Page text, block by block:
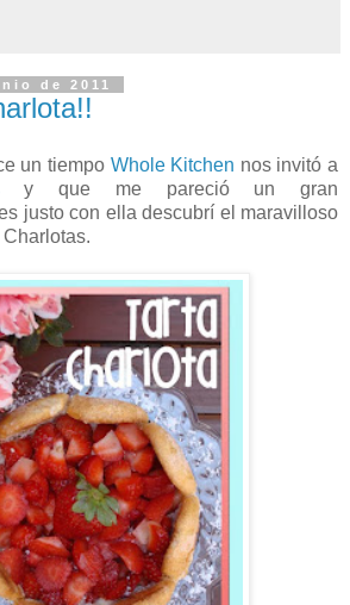
de 2011
un tiempo Whole Kitchen nos invitó a
y que me pareció un gran
justo con ella descubrí el maravilloso